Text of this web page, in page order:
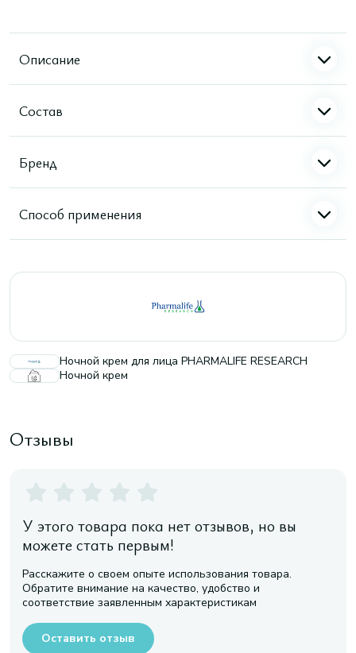
Описание
Состав
Бренд
Способ применения
Ночной крем для лица PHARMALIFE RESEARCH
Ночной крем
Отзывы
У этого товара пока нет отзывов, но вы
можете стать первым!
Расскажите о своем опыте использования товара.
Обратите внимание на качество, удобство и
соответствие заявленным характеристикам
Оставить отзыв